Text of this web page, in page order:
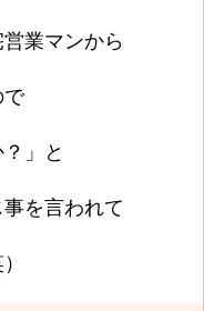
業マンから
で
」と
を言われて